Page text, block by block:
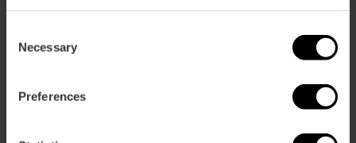
Selection
Necessary
Preferences